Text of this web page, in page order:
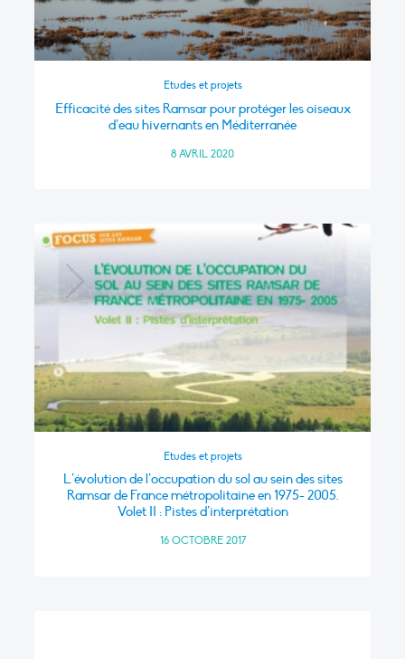
Etudes et projets
Efficacité des sites Ramsar pour protéger les oiseaux
d’eau hivernants en Méditerranée
8 AVRIL 2020
Etudes et projets
L’évolution de l’occupation du sol au sein des sites
Ramsar de France métropolitaine en 1975- 2005.
Volet II : Pistes d’interprétation
16 OCTOBRE 2017